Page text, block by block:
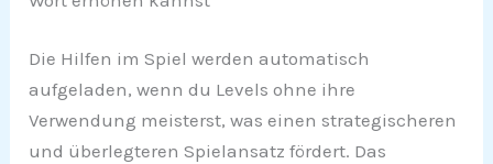
Die Hilfen im Spiel werden automatisch
aufgeladen, wenn du Levels ohne ihre
Verwendung meisterst, was einen strategischeren
und überlegteren Spielansatz fördert. Das